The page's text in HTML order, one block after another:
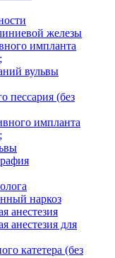
железы
импланта
вульвы
пессария (без
импланта
наркоз
анестезия
анестезия для
катетера (без